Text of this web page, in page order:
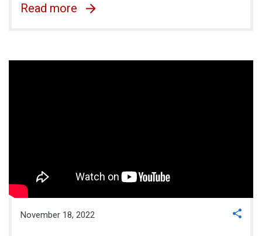
Read more
November 18, 2022